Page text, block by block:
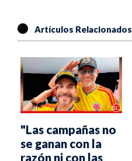
Artículos Relacionados
"Las campañas no
se ganan con la
razón ni con las